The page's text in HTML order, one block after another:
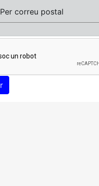
Per correu postal